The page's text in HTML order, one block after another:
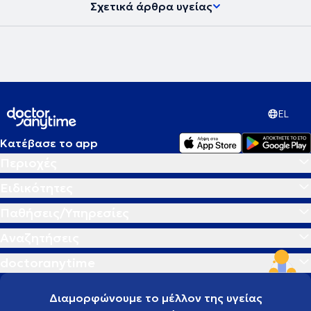
Σχετικά άρθρα υγείας
EL
Κατέβασε το app
Διαμορφώνουμε το μέλλον της υγείας